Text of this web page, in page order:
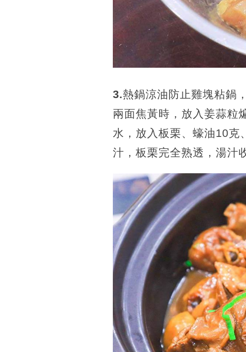
3.熱鍋涼油防止雞塊粘鍋
兩面焦黃時，放入姜蒜粒
水，放入板栗、蠔油10克
汁，板栗完全熟透，湯汁